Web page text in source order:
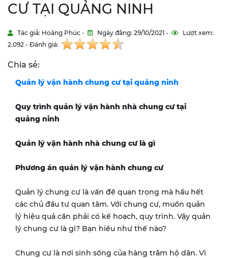
CƯ TẠI QUẢNG NINH
Tác giả: Hoàng Phúc - Ngày đăng: 29/10/2021 -
Lượt xem:
2.092 - Đánh giá:
Chia sẻ:
Quản lý vận hành chung cư tại quảng ninh
Quy trình quản lý vận hành nhà chung cư tại
quảng ninh
Quản lý vận hành nhà chung cư là gì
Phương án quản lý vận hành chung cư
Quản lý chung cư là vấn đề quan trọng mà hầu hết
các chủ đầu tư quan tâm. Với chung cư, muốn quản
lý hiệu quả cần phải có kế hoạch, quy trình. Vậy quản
lý chung cư là gì? Bạn hiểu như thế nào?
Chung cư là nơi sinh sống của hàng trăm hộ dân. Vì